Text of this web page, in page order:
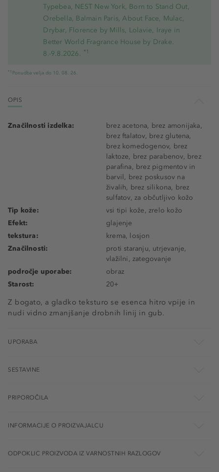
Typebea, NEST New York, Born to Stand Out,
Orebella, Balmain Paris, About Face, Mulac,
Drybar, Florence by Mills, Lolavie, Iraye in
Better World Fragrance House by Drake.
8.-9.8.2026. *1
*1 Ponudba velja do 10. 08. 26.
OPIS
Z bogato, a gladko teksturo se esenca hitro vpije in
nudi vidno zmanjšanje drobnih linij in gub.
Značilnosti izdelka:
brez acetona, brez amonijaka,
brez ftalatov, brez glutena,
brez komedogenov, brez
laktoze, brez parabenov, brez
parafina, brez pigmentov in
barvil, brez poskusov na
živalih, brez silikona, brez
sulfatov, za občutljivo kožo
Tip kože:
vsi tipi kože, zrelo kožo
Efekt:
glajenje
tekstura:
krema, losjon
Značilnosti:
proti staranju, utrjevanje,
vlažilni, zategovanje
področje uporabe:
obraz
Starost:
20+
UPORABA
SESTAVINE
PRIPOROČILA
INFORMACIJE O PROIZVAJALCU
ODPOKLIC PROIZVODA IZ VARNOSTNIH RAZLOGOV